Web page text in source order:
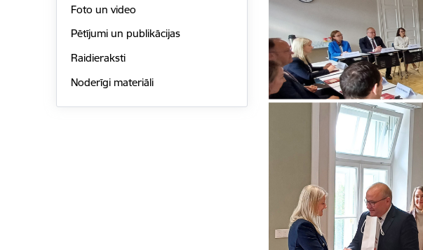
Foto un video
Pētījumi un publikācijas
Raidieraksti
Noderīgi materiāli